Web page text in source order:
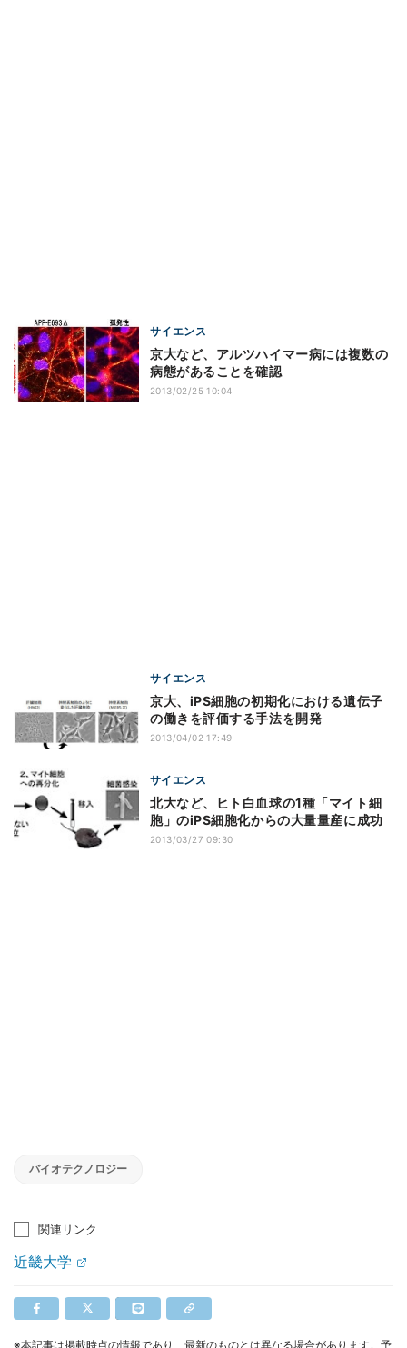
サイエンス
京大など、アルツハイマー病には複数の
病態があることを確認
2013/02/25 10:04
サイエンス
京大、iPS細胞の初期化における遺伝子
の働きを評価する手法を開発
2013/04/02 17:49
サイエンス
北大など、ヒト白血球の1種「マイト細
胞」のiPS細胞化からの大量量産に成功
2013/03/27 09:30
バイオテクノロジー
関連リンク
近畿大学
※本記事は掲載時点の情報であり、最新のものとは異なる場合があります。予